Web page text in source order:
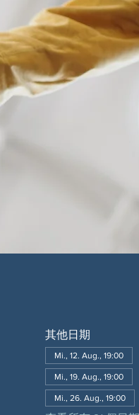
其他日期
Mi., 12. Aug., 19:00
Mi., 19. Aug., 19:00
Mi., 26. Aug., 19:00